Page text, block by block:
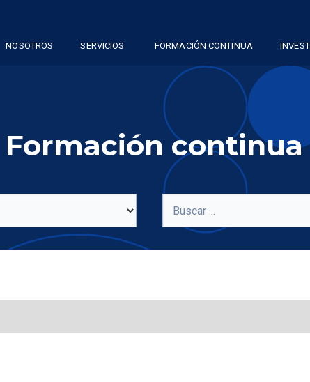
NOSOTROS SERVICIOS FORMACIÓN CONTINUA
Formación continua